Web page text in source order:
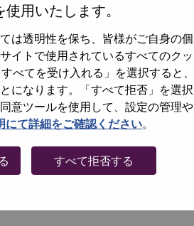
用いたします。
は透明性を保ち、皆様がご自身の個
イトで使用されているすべてのクッ
べてを受け入れる」を選択すると、
になります。「すべて拒否」を選択
意ツールを使用して、設定の管理や
にて詳細をご確認ください
すべて拒否する